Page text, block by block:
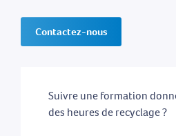
Contactez-nous
Suivre une formation
des heures de recyclage ?